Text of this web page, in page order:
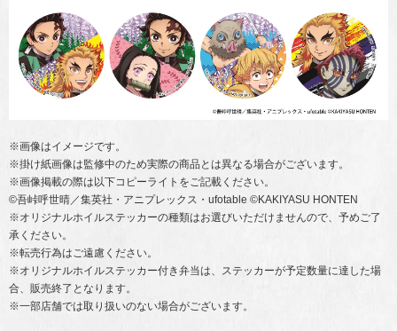
※画像はイメージです。
※掛け紙画像は監修中のため実際の商品とは異なる場合がございます。
※画像掲載の際は以下コピーライトをご記載ください。
©吾峠呼世晴／集英社・アニプレックス・ufotable ©KAKIYASU HONTEN
※オリジナルホイルステッカーの種類はお選びいただけませんので、予めご了
承ください。
※転売行為はご遠慮ください。
※オリジナルホイルステッカー付き弁当は、ステッカーが予定数量に達した場
合、販売終了となります。
※一部店舗では取り扱いのない場合がございます。